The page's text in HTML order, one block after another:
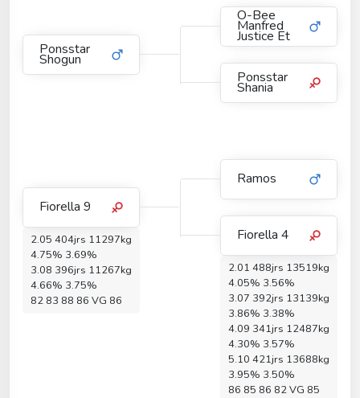
Ponsstar
Shogun
O-Bee
Manfred
Justice Et
Ponsstar
Shania
Fiorella 9
2.05 404jrs 11297kg
4.75% 3.69%
3.08 396jrs 11267kg
4.66% 3.75%
82 83 88 86 VG 86
Ramos
Fiorella 4
2.01 488jrs 13519kg
4.05% 3.56%
3.07 392jrs 13139kg
3.86% 3.38%
4.09 341jrs 12487kg
4.30% 3.57%
5.10 421jrs 13688kg
3.95% 3.50%
86 85 86 82 VG 85